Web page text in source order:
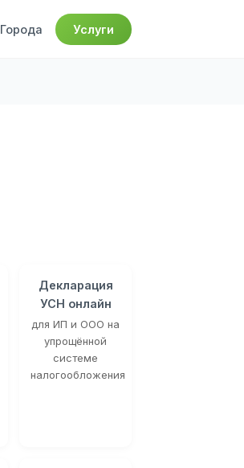
Города Услуги
Декларация
УСН онлайн
для ИП и ООО на
упрощённой
системе
налогообложения